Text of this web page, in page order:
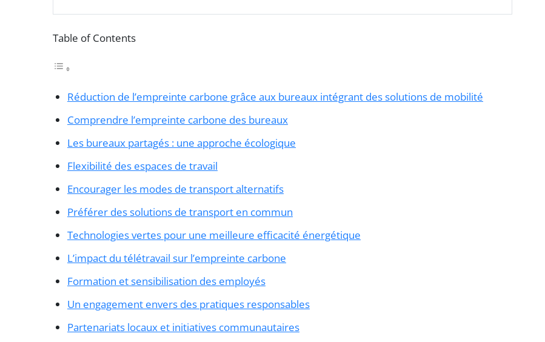
Table of Contents
Réduction de l’empreinte carbone grâce aux bureaux intégrant des solutions de mobilité
Comprendre l’empreinte carbone des bureaux
Les bureaux partagés : une approche écologique
Flexibilité des espaces de travail
Encourager les modes de transport alternatifs
Préférer des solutions de transport en commun
Technologies vertes pour une meilleure efficacité énergétique
L’impact du télétravail sur l’empreinte carbone
Formation et sensibilisation des employés
Un engagement envers des pratiques responsables
Partenariats locaux et initiatives communautaires